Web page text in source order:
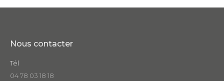
Nous contacter
Tél
04 78 03 18 18